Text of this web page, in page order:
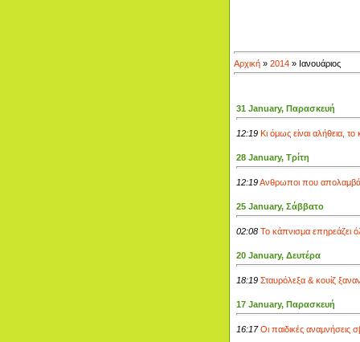
Αρχική » 2014 » Ιανουάριος
31 January, Παρασκευή
12:19 Κι όμως είναι αλήθεια, το
28 January, Τρίτη
12:19Aνθρωποι που
25 January, Σάββατο
02:08 Το κάπνισμα επηρεάζει
20 January, Δευτέρα
18:19 Σταυρόλεξα & κουίζ
17 January, Παρασκευή
16:17 Οι παιδικές αναμνήσεις